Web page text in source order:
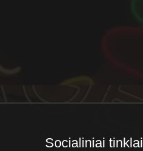
Socialiniai tinklai